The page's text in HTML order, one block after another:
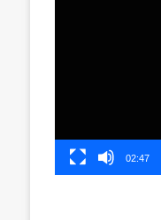
02:47